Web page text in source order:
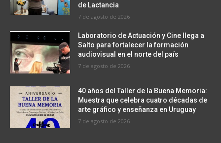
de Lactancia
7 de agosto de 2026
Laboratorio de Actuación y Cine llega a
Salto para fortalecer la formación
audiovisual en el norte del país
7 de agosto de 2026
40 años del Taller de la Buena Memoria:
Muestra que celebra cuatro décadas de
arte gráfico y enseñanza en Uruguay
7 de agosto de 2026